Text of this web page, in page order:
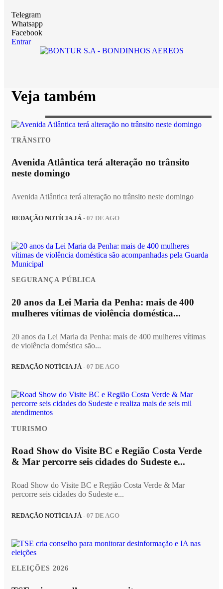
Telegram
Whatsapp
Facebook
Entrar
Veja também
TRÂNSITO
Avenida Atlântica terá alteração no trânsito
neste domingo
Avenida Atlântica terá alteração no trânsito neste domingo
REDAÇÃO NOTÍCIA JÁ- 07 DE AGO
SEGURANÇA PÚBLICA
20 anos da Lei Maria da Penha: mais de 400
mulheres vítimas de violência doméstica...
20 anos da Lei Maria da Penha: mais de 400 mulheres vítimas
de violência doméstica são...
REDAÇÃO NOTÍCIA JÁ- 07 DE AGO
TURISMO
Road Show do Visite BC e Região Costa Verde
& Mar percorre seis cidades do Sudeste e...
Road Show do Visite BC e Região Costa Verde & Mar
percorre seis cidades do Sudeste e...
REDAÇÃO NOTÍCIA JÁ - 07 DE AGO
ELEIÇÕES 2026